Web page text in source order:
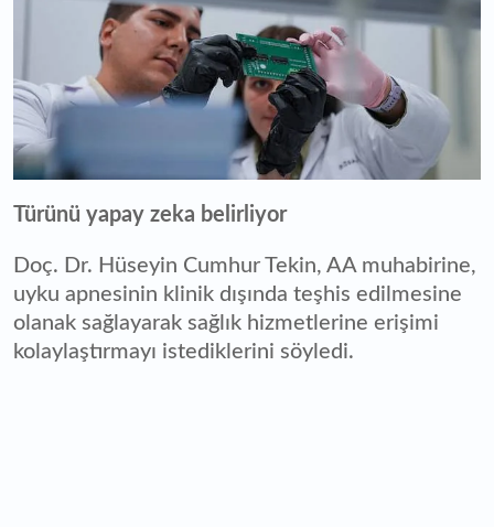
Türünü yapay zeka belirliyor
Doç. Dr. Hüseyin Cumhur Tekin, AA muhabirine,
uyku apnesinin klinik dışında teşhis edilmesine
olanak sağlayarak sağlık hizmetlerine erişimi
kolaylaştırmayı istediklerini söyledi.